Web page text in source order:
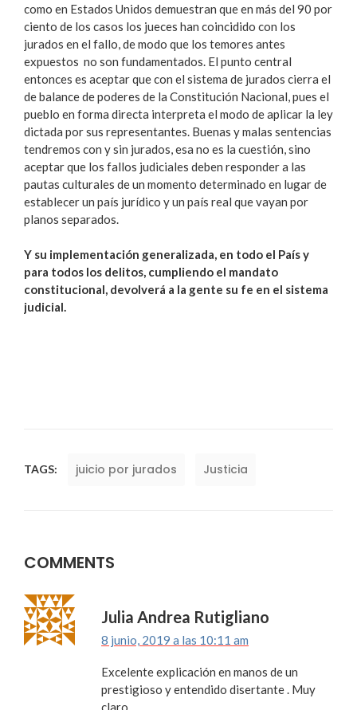
como en Estados Unidos demuestran que en más del 90 por
ciento de los casos los jueces han coincidido con los
jurados en el fallo, de modo que los temores antes
expuestos no son fundamentados. El punto central
entonces es aceptar que con el sistema de jurados cierra el
de balance de poderes de la Constitución Nacional, pues el
pueblo en forma directa interpreta el modo de aplicar la ley
dictada por sus representantes. Buenas y malas sentencias
tendremos con y sin jurados, esa no es la cuestión, sino
aceptar que los fallos judiciales deben responder a las
pautas culturales de un momento determinado en lugar de
establecer un país jurídico y un país real que vayan por
planos separados.
Y su implementación generalizada, en todo el País y
para todos los delitos, cumpliendo el mandato
constitucional, devolverá a la gente su fe en el sistema
judicial.
TAGS: juicio por jurados Justicia
COMMENTS
Julia Andrea Rutigliano
8 junio, 2019 a las 10:11 am
Excelente explicación en manos de un
prestigioso y entendido disertante . Muy
claro.